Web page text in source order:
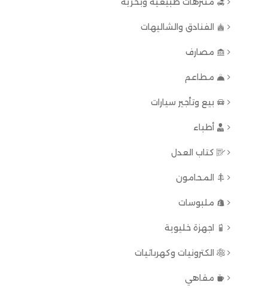
الفنادق والشاليهات
مصارف
مطاعم
بيع وتأجير سيارات
أطباء
كتاب العدل
المحامون
ملبوسات
اجهزة خليوية
الكترونيات وكهربائيات
مقاهي